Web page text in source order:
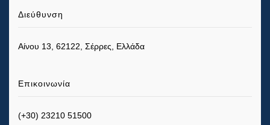
Διεύθυνση
Αίνου 13, 62122, Σέρρες, Ελλάδα
Επικοινωνία
(+30) 23210 51500